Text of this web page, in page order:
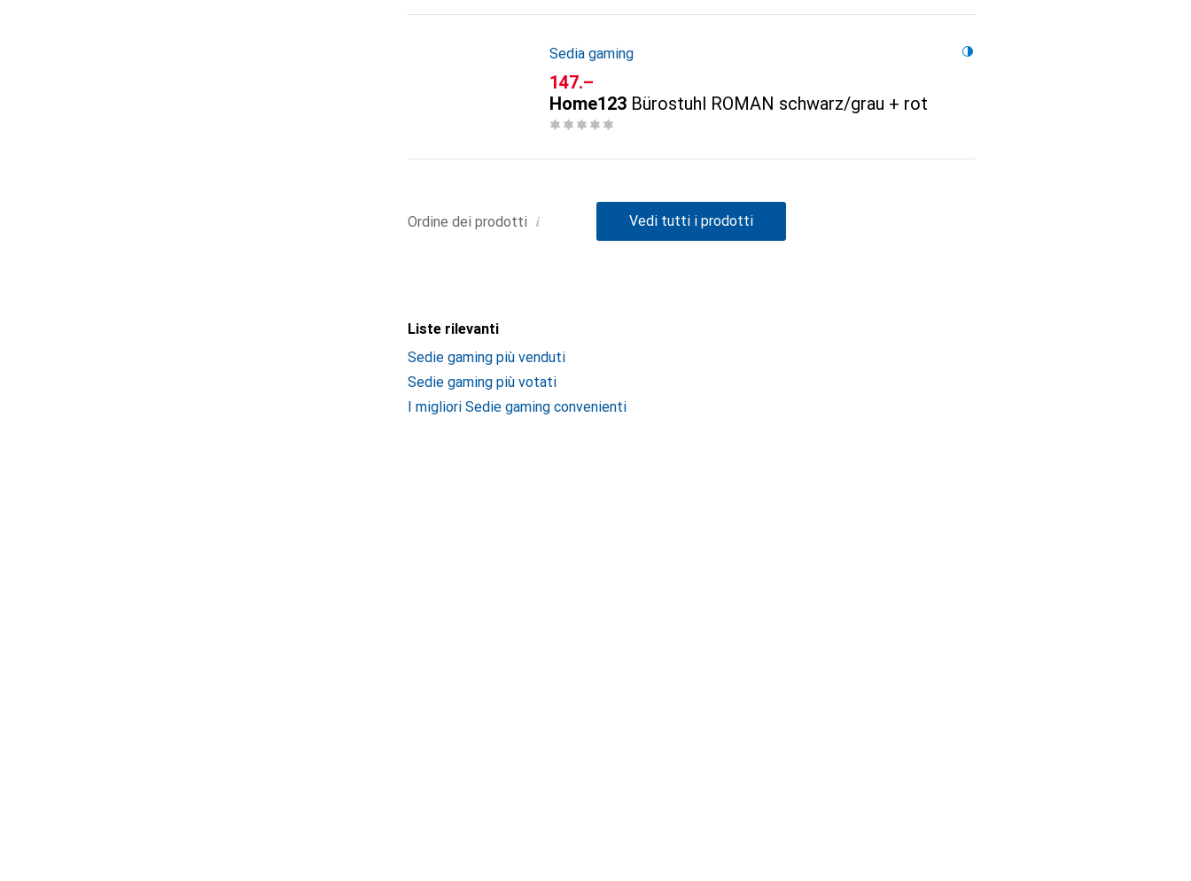
Sedia gaming
CHF
147.–
Home123 Bürostuhl ROMAN schwarz/grau + rot
Ordine dei prodotti i Vedi tutti i prodotti
Liste rilevanti
Sedie gaming più venduti
Sedie gaming più votati
I migliori Sedie gaming convenienti